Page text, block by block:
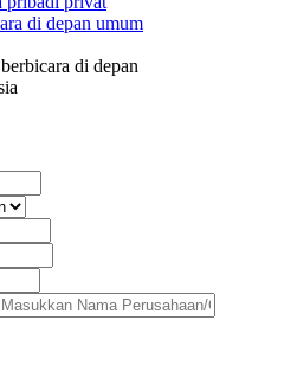
di depan